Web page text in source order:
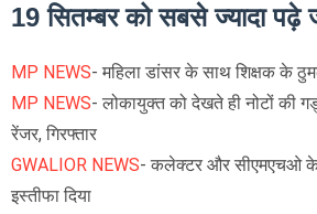
19 सितम्बर को सबसे ज्यादा पढ़े
MP NEWS- महिला डांसर के साथ शिक्षक के
MP NEWS- लोकायुक्त को देखते ही नोटों की
रेंजर, गिरफ्तार
GWALIOR NEWS- कलेक्टर और सीएमएचओ के
इस्तीफा दिया